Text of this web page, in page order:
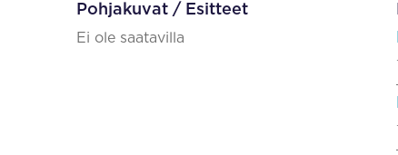
Pohjakuvat / Esitteet
Ei ole saatavilla